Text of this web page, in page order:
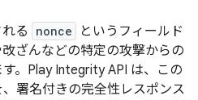
る nonce
というフィールド
ざんなどの特定の攻撃からの
。Play Integrity API は、この
署名付きの完全性レスポンス